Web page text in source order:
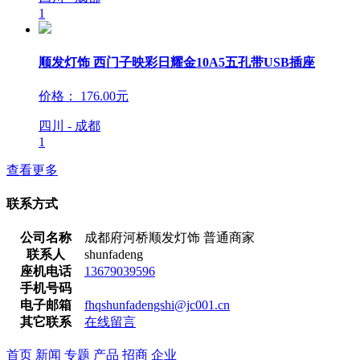
1
顺发灯饰 西门子映彩日耀金10A5五孔带USB插座
价格： 176.00元
四川 - 成都
1
查看更多
联系方式
公司名称 成都府河桥顺发灯饰 普通商家
联系人
shunfadeng
座机电话
13679039596
手机号码
电子邮箱
fhqshunfadengshi@jc001.cn
其它联系
在线留言
首页 新闻 专题 产品 招商 企业